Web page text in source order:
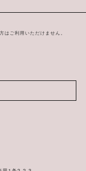
ご利用いただけません。